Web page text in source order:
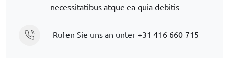
necessitatibus atque ea quia debitis
Rufen Sie uns an unter +31 416 660 715